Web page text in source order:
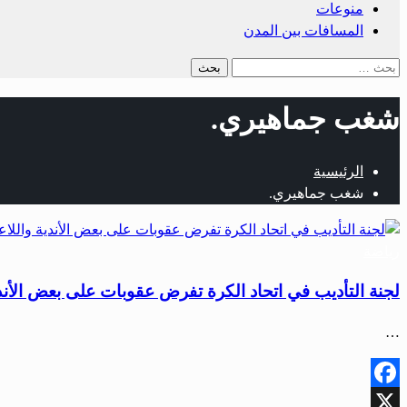
منوعات
المسافات بين المدن
البحث
شغب جماهيري.
الرئيسية
شغب جماهيري.
لجنة التأديب في اتحاد الكرة تفرض عقوبات على بعض
…
Facebook